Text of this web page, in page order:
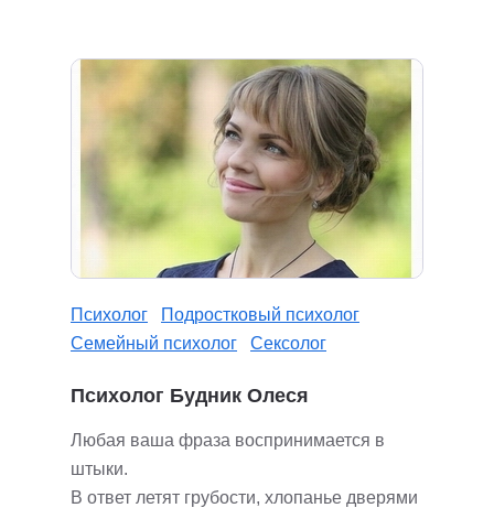
Психолог
Подростковый психолог
Семейный психолог
Сексолог
Психолог Будник Олеся
Любая ваша фраза воспринимается в
штыки.
В ответ летят грубости, хлопанье дверями